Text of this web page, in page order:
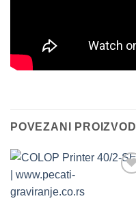
POVEZANI PROIZVODI